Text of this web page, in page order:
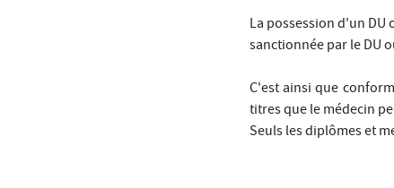
La possession d'un
sanctionnée par le DU
C'est ainsi que
titres que le médecin
Seuls les diplômes et